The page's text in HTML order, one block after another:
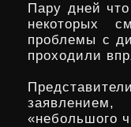
Пару дней
некоторых
проблемы с
проходили
«небольшого